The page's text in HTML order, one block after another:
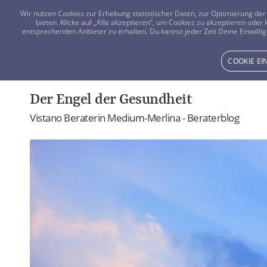
Der Engel der Gesundheit
Vistano Beraterin Medium-Merlina - Beraterblog
Wir nutzen Cookies zur Erhebung statistischer Daten, zur Optimierung
bieten. Klicke auf „Alle akzeptieren“, um Cookies zu akzeptieren
entsprechenden Anbieter zu erhalten. Du kannst jeder Zeit Deine
COOKIE